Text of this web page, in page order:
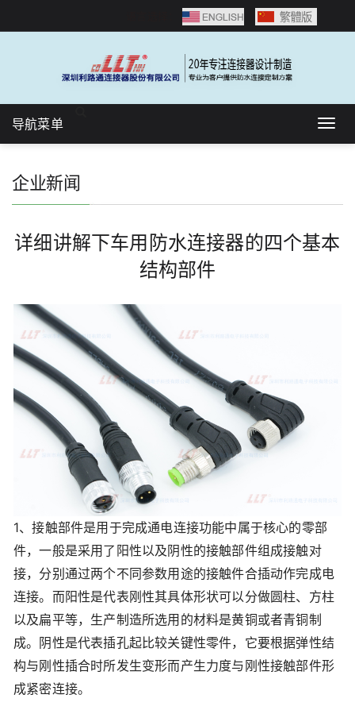
导航菜单
企业新闻
详细讲解下车用防水连接器的四个基本
结构部件
1、接触部件是用于完成通电连接功能中属于核心的零部
件，一般是采用了阳性以及阴性的接触部件组成接触对
接，分别通过两个不同参数用途的接触件合插动作完成电
连接。而阳性是代表刚性其具体形状可以分做圆柱、方柱
以及扁平等，生产制造所选用的材料是黄铜或者青铜制
成。阴性是代表插孔起比较关键性零件，它要根据弹性结
构与刚性插合时所发生变形而产生力度与刚性接触部件形
成紧密连接。